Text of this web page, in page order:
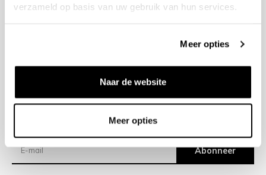
verzameld op basis van uw gebruik van hun services.
Meer opties
Naar de website
Meer opties
Verzending
Abonneer